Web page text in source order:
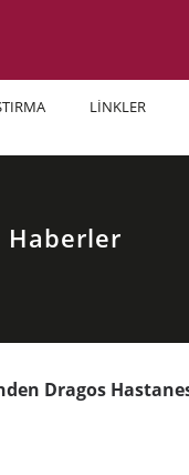
LİNKLER
Haberler
Dragos